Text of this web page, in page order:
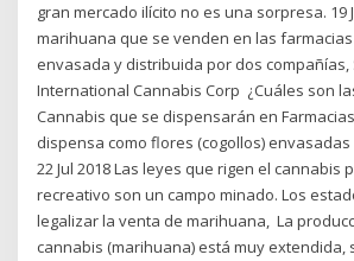
gran mercado ilícito no es una sorpresa. 19
marihuana que se venden en las
envasada y distribuida por dos compañías,
International Cannabis Corp ¿Cuáles son
Cannabis que se dispensarán en
dispensa como flores (cogollos)
22 Jul 2018 Las leyes que rigen el cannabis
recreativo son un campo minado. Los
legalizar la venta de marihuana, La
cannabis (marihuana) está muy extendida,